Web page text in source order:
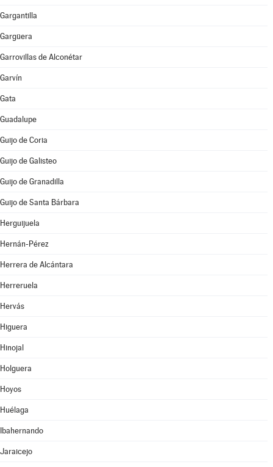
Gargantilla
Gargüera
Garrovillas de Alconétar
Garvín
Gata
Guadalupe
Guijo de Coria
Guijo de Galisteo
Guijo de Granadilla
Guijo de Santa Bárbara
Herguijuela
Hernán-Pérez
Herrera de Alcántara
Herreruela
Hervás
Higuera
Hinojal
Holguera
Hoyos
Huélaga
Ibahernando
Jaraicejo